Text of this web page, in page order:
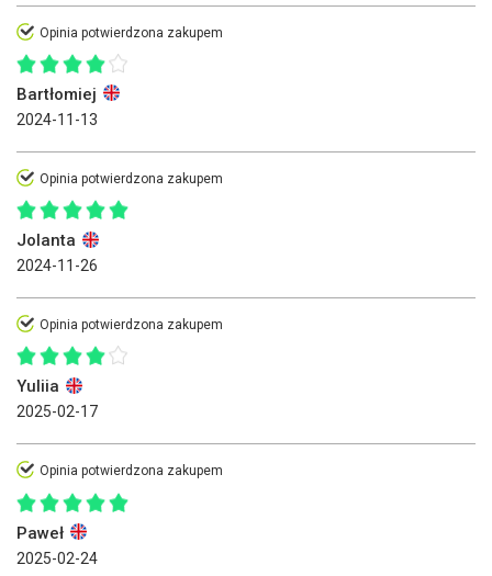
Opinia potwierdzona zakupem
Bartłomiej
2024-11-13
Opinia potwierdzona zakupem
Jolanta
2024-11-26
Opinia potwierdzona zakupem
Yuliia
2025-02-17
Opinia potwierdzona zakupem
Paweł
2025-02-24